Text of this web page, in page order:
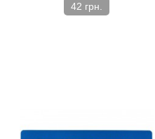
42 грн.